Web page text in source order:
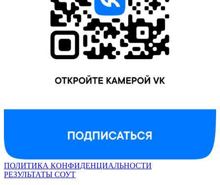
ПОЛИТИКА КОНФИДЕНЦИАЛЬНОСТИ
РЕЗУЛЬТАТЫ СОУТ